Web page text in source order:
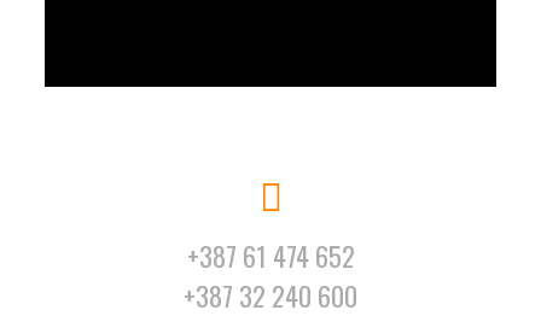
+387 61 474 652
+387 32 240 600